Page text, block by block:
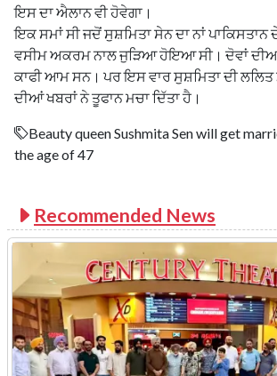
ਇਸ ਦਾ ਐਲਾਨ ਵੀ ਹੋਵੇਗਾ।
ਇਕ ਸਮਾਂ ਸੀ ਜਦੋਂ ਸੁਸ਼ਮਿਤਾ ਸੇਨ ਦਾ ਨਾਂ ਪਾਕਿਸਤਾਨ
ਵਸੀਮ ਅਕਰਮ ਨਾਲ ਜੁੜਿਆ ਹੋਇਆ ਸੀ। ਦੋਵਾਂ
ਕਾਫੀ ਆਮ ਸਨ। ਪਰ ਇਸ ਵਾਰ ਸੁਸ਼ਮਿਤਾ ਦੀ ਲਲਿਤ
ਦੀਆਂ ਖਬਰਾਂ ਨੇ ਤੂਫਾਨ ਮਚਾ ਦਿੱਤਾ ਹੈ।
Beauty queen Sushmita Sen will get
the age of 47
Recommended News